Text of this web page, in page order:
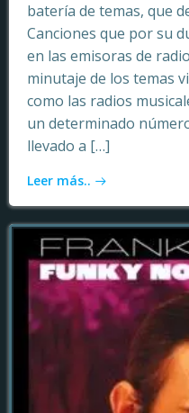
batería de temas, que
Canciones que por su
en las emisoras de
minutaje de los temas
como las radios
un determinado
llevado a […]
Leer más..